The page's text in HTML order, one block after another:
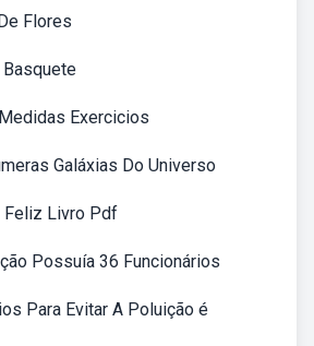
Flores
Exercicios
Galáxias Do Universo
Feliz Livro Pdf
Possuía 36 Funcionários
Para Evitar A Poluição é